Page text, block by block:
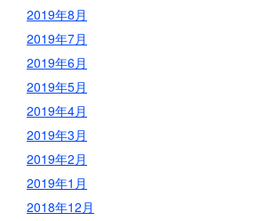
2019年8月
2019年7月
2019年6月
2019年5月
2019年4月
2019年3月
2019年2月
2019年1月
2018年12月